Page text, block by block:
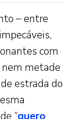
– entre
com
nem metade
estrada do
“quero